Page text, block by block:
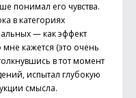
понимал его чувства.
в категориях
— как эффект
кажется (это очень
в тот момент
испытал глубокую
смысла.